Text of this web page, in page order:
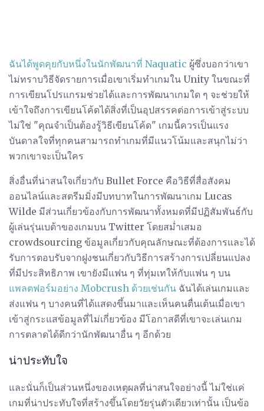
ฉันได้พูดคุยกับหนึ่งในนักพัฒนาที่ Naquatic ผู้ซึ่งบอกว่าเขา
ไม่ทราบวิธีจัดรายการเมื่อเขาเริ่มทำเกมใน Unity ในขณะที่
การเขียนโปรแกรมช่วยได้และการพัฒนาเกมใด ๆ จะช่วยให้
เข้าใจถึงการเขียนโค้ดได้สิ่งที่เป็นอุปสรรคต่อการเข้าสู่ระบบ
ไม่ใช่ "คุณจำเป็นต้องรู้วิธีเขียนโค้ด" เกมนี้ควรเป็นแรง
บันดาลใจที่ทุกคนสามารถทำเกมที่มีแนวโน้มและสนุกไม่ว่า
พวกเขาจะเป็นใคร
สิ่งอื่นที่น่าสนใจเกี่ยวกับ Bullet Force คือวิธีที่สื่อสังคม
ออนไลน์และสตรีมมิ่งมีบทบาทในการพัฒนาเกม Lucas
Wilde มีส่วนเกี่ยวข้องกับการพัฒนาทั้งหมดที่มีปฏิสัมพันธ์กับ
ผู้เล่นรุ่นเบต้าของเกมบน Twitter โดยสม่ำเสมอ
crowdsourcing ข้อมูลเกี่ยวกับคุณลักษณะที่ต้องการและได้
รับการตอบรับจากฝูงชนเกี่ยวกับวิธีการสร้างการเปลี่ยนแปลง
ที่มีประสิทธิภาพ เขายังมีแฟน ๆ ที่ทุ่มเทให้กับแฟน ๆ บน
แพลตฟอร์มอย่าง Mobcrush ด้วยเช่นกัน ฉันได้เล่นเกมและ
ส่งแฟน ๆ บางคนที่ได้แสดงขึ้นมาและเห็นคนตื่นเต้นเมื่อเขา
เข้าสู่กระแสข้อมูลที่ไม่เกี่ยวข้อง มีโอกาสดีที่เขาจะเล่นเกม
การตลาดได้ดีกว่านักพัฒนาอื่น ๆ อีกด้วย
น่าประทับใจ
และนั่นก็เป็นส่วนหนึ่งของเหตุผลที่น่าสนใจอย่างนี้ ไม่ใช่แค่
เกมที่น่าประทับใจที่สร้างขึ้นโดยวัยรุ่นตัวเดียวเท่านั้น เป็นข้อ